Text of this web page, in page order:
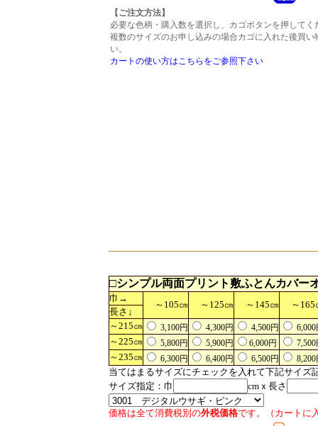
【ご注文方法】
必要な色柄・購入数を選択し、カゴボタンを押してく
複数のサイズのお申し込みの場合カゴに入れた後買
い。
カートの使い方はこちらをご参照下さい
□シンプル両面プリント 敷ふとんカバー
巾→
～105㎝ ～125㎝ ～145㎝ ～165
長さ↓
～215㎝
3,100円 4,300円 4,500円 6,000
～225㎝ 5,800円 5,900円 6,000円 7,500
～235㎝ 6,300円 6,400円 6,500円 8,200
当てはまるサイズにチェックを入れて下記サイズ
サイズ指定：巾
cmｘ長さ
価格は全て消費税別の外税価格です。（カートに